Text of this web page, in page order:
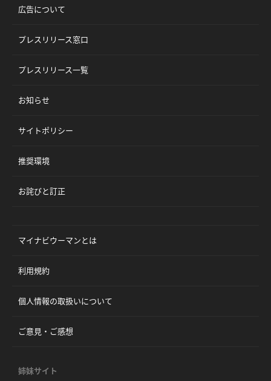
広告について
プレスリリース窓口
プレスリリース一覧
お知らせ
サイトポリシー
推奨環境
お詫びと訂正
マイナビウーマンとは
利用規約
個人情報の取扱いについて
ご意見・ご感想
姉妹サイト